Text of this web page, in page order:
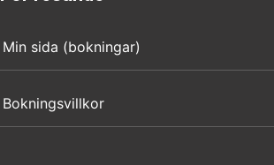
Min sida (bokningar)
Bokningsvillkor